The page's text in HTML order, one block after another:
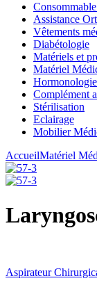
Assistance
Vêtements
Diabétologie
Matériels et
Matériel
Hormonologie
Complément
Stérilisation
Eclairage
Mobilier
AccueilMatériel
Aspirateur